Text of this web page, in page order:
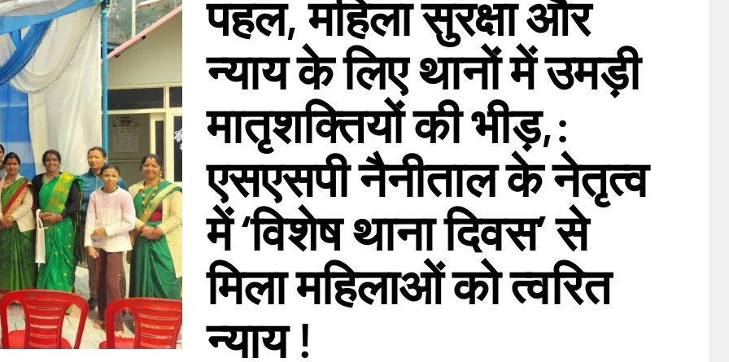
पहल, महिला सुरक्षा और
न्याय के लिए थानों में उमड़ी
मातृशक्तियों की भीड़,:
एसएसपी नैनीताल के नेतृत्व
में ‘विशेष थाना दिवस’ से
मिला महिलाओं को त्वरित
न्याय !